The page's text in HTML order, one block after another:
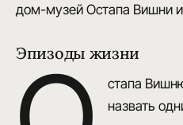
дом-музей Остапа Вишни
Эпизоды жизни
стапа
назвать